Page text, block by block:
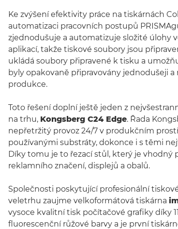
Ke zvýšení efektivity práce na tiskárnách
automatizaci pracovních postupů
zjednodušuje a automatizuje složité úlohy
aplikací, takže tiskové soubory jsou
ukládá soubory připravené k tisku a
byly opakovaně připravovány jednodušeji
produkce.
Toto řešení doplní ještě jeden z
na trhu, Kongsberg C24 Edge. Řada
nepřetržitý provoz 24/7 v produkčním
používanými substráty, dokonce i s těmi
Díky tomu je to řezací stůl, který je vhodný
reklamního značení, displejů a obalů.
Společnosti poskytující profesionální
veletrhu zaujme velkoformátová tiskárna
vysoce kvalitní tisk počítačové grafiky díky
fluorescenční růžové barvy a je první